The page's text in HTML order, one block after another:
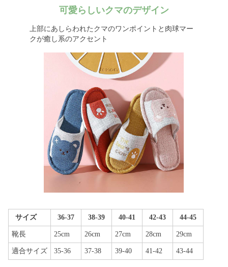
可愛らしいクマのデザイン
上部にあしらわれたクマのワンポイントと肉球マー
クが癒し系のアクセント
サイズ 36-37 38-39 40-41 42-43 44-45
靴長 25cm 26cm 27cm 28cm 29cm
適合サイズ 35-36 37-38 39-40 41-42 43-44